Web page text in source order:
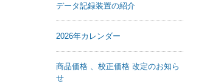
データ記録装置の紹介
2026年カレンダー
商品価格 、校正価格 改定のお知ら
せ